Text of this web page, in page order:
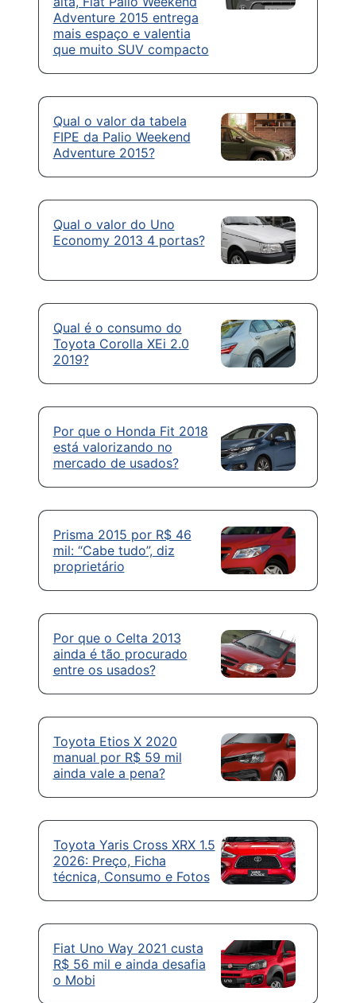
Adventure 2015 entrega
mais espaço e valentia
que muito SUV compacto
Qual o valor da tabela
FIPE da Palio Weekend
Adventure 2015?
Qual o valor do Uno
Economy 2013 4 portas?
Qual é o consumo do
Toyota Corolla XEi 2.0
2019?
Por que o Honda Fit 2018
está valorizando no
mercado de usados?
Prisma 2015 por R$ 46
mil: “Cabe tudo”, diz
proprietário
Por que o Celta 2013
ainda é tão procurado
entre os usados?
Toyota Etios X 2020
manual por R$ 59 mil
ainda vale a pena?
Toyota Yaris Cross XRX 1.5
2026: Preço, Ficha
técnica, Consumo e Fotos
Fiat Uno Way 2021 custa
R$ 56 mil e ainda desafia
o Mobi